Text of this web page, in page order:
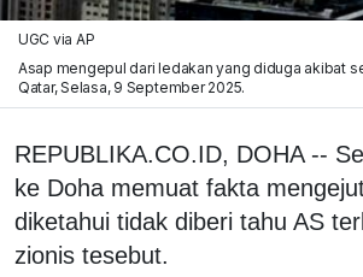
UGC via AP
Asap mengepul dari ledakan yang diduga akibat
Qatar, Selasa, 9 September 2025.
REPUBLIKA.CO.ID, DOHA --
ke Doha memuat fakta
diketahui tidak diberi tahu AS
zionis tesebut.